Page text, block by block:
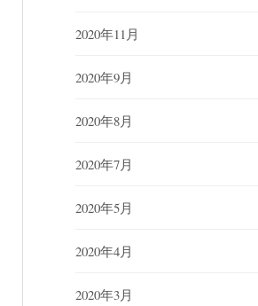
2020年11月
2020年9月
2020年8月
2020年7月
2020年5月
2020年4月
2020年3月